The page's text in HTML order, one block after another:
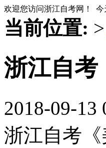
欢迎您访问浙江自考网！ 今
当前位置: >
浙江自考
2018-09-13
浙江自考